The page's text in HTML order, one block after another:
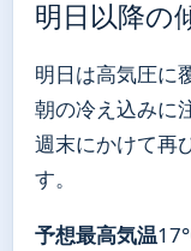
明日以降の
明日は高気圧に
朝の冷え込みに
週末にかけて再
す。
予想最高気温